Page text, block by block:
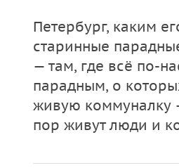
Петербург, каким
старинные
— там, где всё по-
парадным, о
живую коммуналку
пор живут люди и